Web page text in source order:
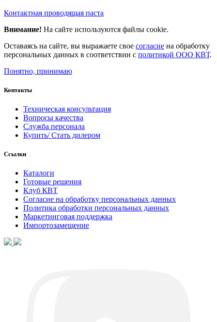
Контактная проводящая паста
Внимание! На сайте используются файлы cookie.
Оставаясь на сайте, вы выражаете свое согласие на обработку
персональных данных в соответствии с политикой ООО КВТ.
Понятно, принимаю
Контакты
Техническая консультация
Вопросы качества
Служба персонала
Купить/ Стать дилером
Ссылки
Каталоги
Готовые решения
Клуб КВТ
Согласие на обработку персональных данных
Политика обработки персональных данных
Маркетинговая поддержка
Импортозамещение